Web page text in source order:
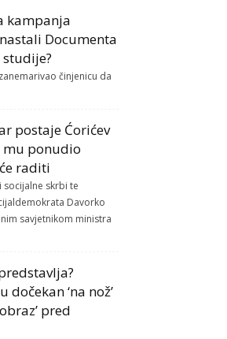
kampanja
Documenta
činjenicu da
postaje Ćorićev
mu ponudio
raditi
socijalne skrbi te
Davorko
savjetnikom ministra
dočekan ‘na nož’
pred